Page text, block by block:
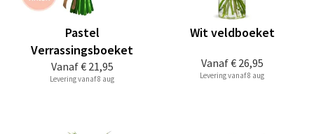
Vanaf€ 21,95
Pastel
Verrassingsboeket
Levering vanaf 8 aug
Vanaf€ 26,95
Wit veldboeket
Levering vanaf 8 aug